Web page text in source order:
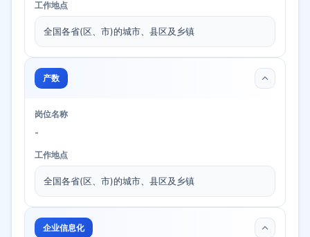
工作地点
全国各省(区、市)的城市、县区及乡镇
产数
岗位名称
-
工作地点
全国各省(区、市)的城市、县区及乡镇
企业信息化